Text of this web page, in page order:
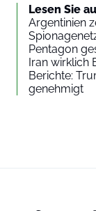
Lesen Sie
Argentinien
Pentagon
Iran wirklich
Berichte:
genehmigt